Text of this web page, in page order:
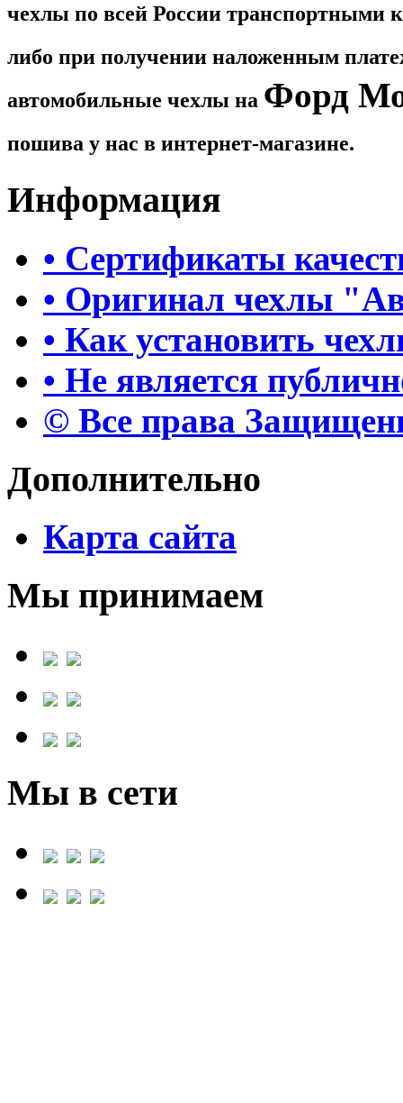
чехлы по всей России транспортными
либо при получении наложенным
автомобильные чехлы на Форд
пошива у нас в интернет-магазине.
Информация
• Сертификаты
• Оригинал чехлы
• Как установить
• Не является
© Все права
Дополнительно
Карта сайта
Мы принимаем
Мы в сети